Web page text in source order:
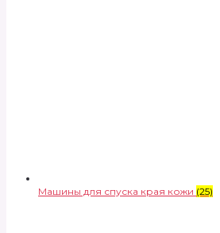
Машины для спуска края кожи (25)